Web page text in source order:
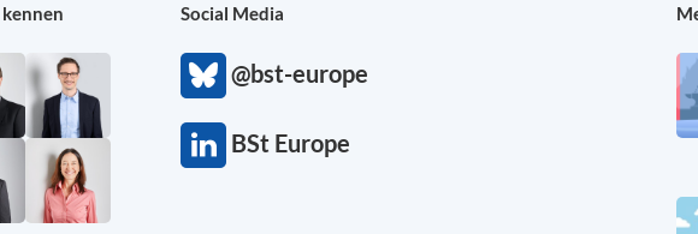
Social Media
@bst-europe
BSt Europe